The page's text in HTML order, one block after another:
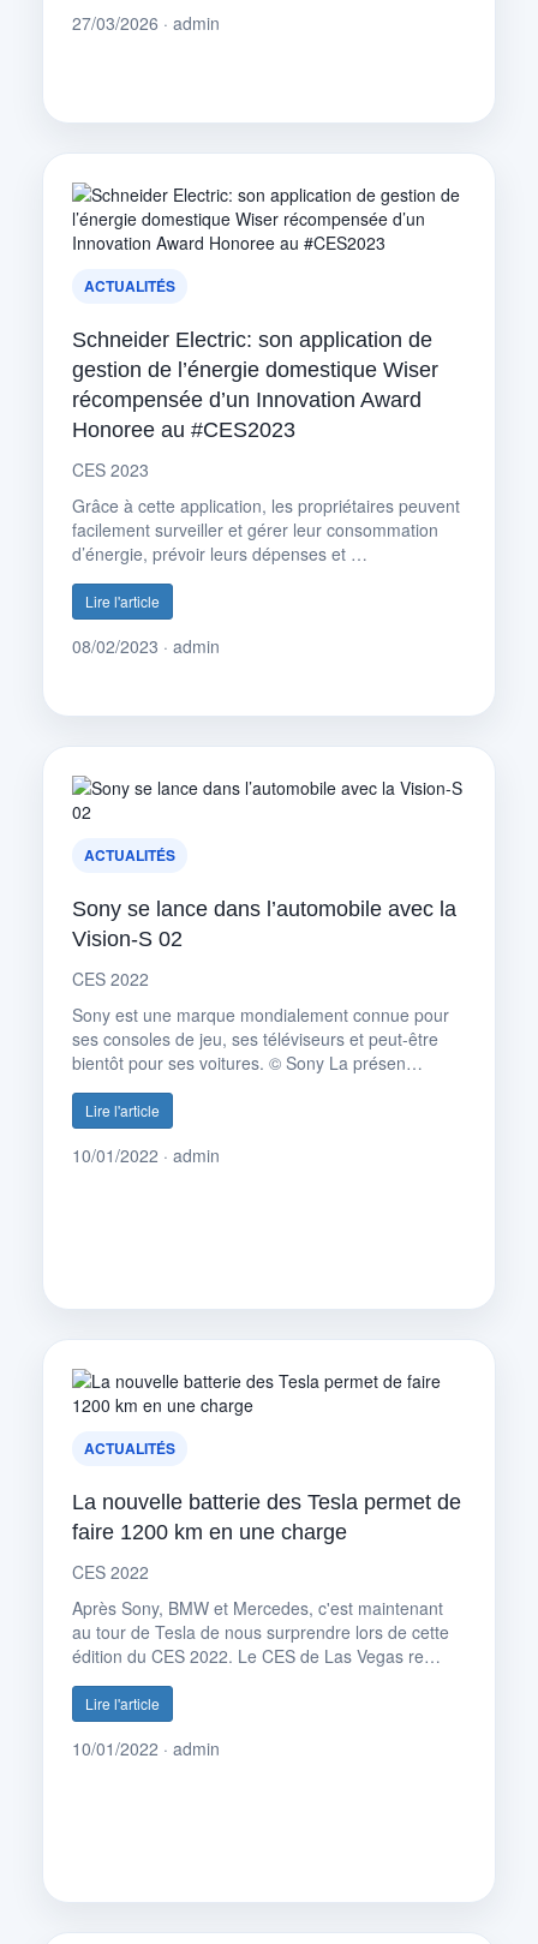
27/03/2026 · admin
ACTUALITÉS
Schneider Electric: son application de
gestion de l’énergie domestique Wiser
récompensée d’un Innovation Award
Honoree au #CES2023
CES 2023
Grâce à cette application, les propriétaires peuvent
facilement surveiller et gérer leur consommation
d’énergie, prévoir leurs dépenses et …
Lire l'article
08/02/2023 · admin
ACTUALITÉS
Sony se lance dans l’automobile avec la
Vision-S 02
CES 2022
Sony est une marque mondialement connue pour
ses consoles de jeu, ses téléviseurs et peut-être
bientôt pour ses voitures. © Sony La présen…
Lire l'article
10/01/2022 · admin
ACTUALITÉS
La nouvelle batterie des Tesla permet de
faire 1200 km en une charge
CES 2022
Après Sony, BMW et Mercedes, c'est maintenant
au tour de Tesla de nous surprendre lors de cette
édition du CES 2022. Le CES de Las Vegas re…
Lire l'article
10/01/2022 · admin